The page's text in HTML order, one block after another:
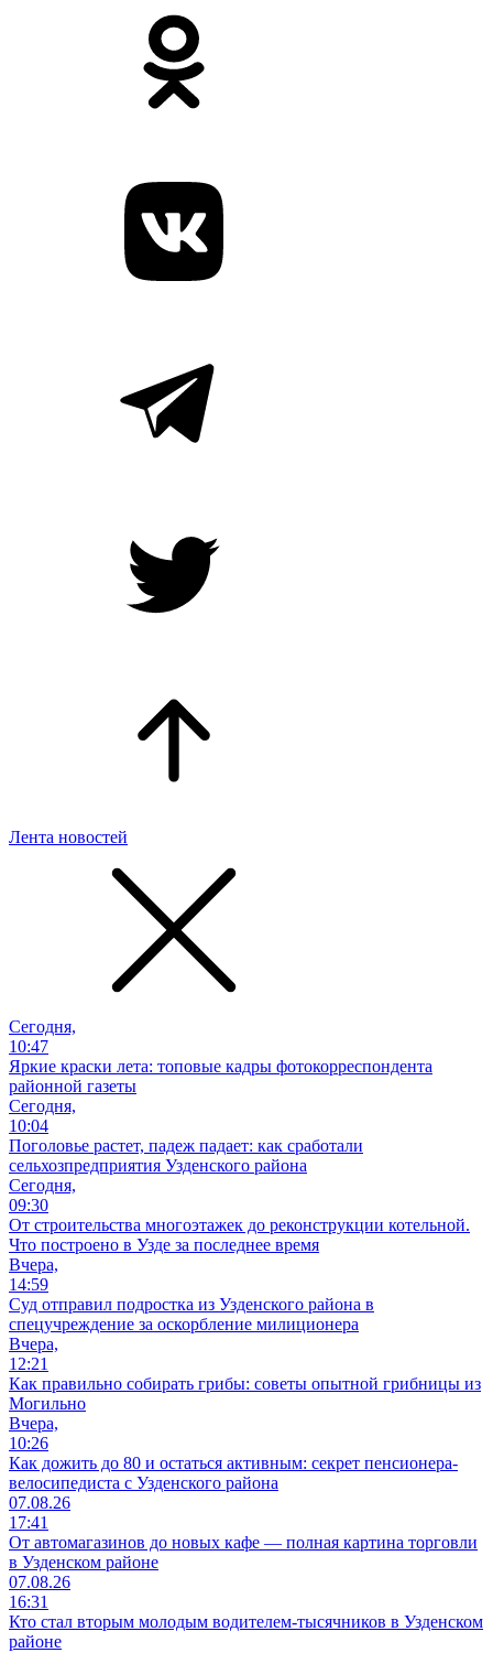
Лента новостей
Сегодня,
10:47
Яркие краски лета: топовые кадры фотокорреспондента
районной газеты
Сегодня,
10:04
Поголовье растет, падеж падает: как сработали
сельхозпредприятия Узденского района
Сегодня,
09:30
От строительства многоэтажек до реконструкции котельной.
Что построено в Узде за последнее время
Вчера,
14:59
Суд отправил подростка из Узденского района в
спецучреждение за оскорбление милиционера
Вчера,
12:21
Как правильно собирать грибы: советы опытной грибницы из
Могильно
Вчера,
10:26
Как дожить до 80 и остаться активным: секрет пенсионера-
велосипедиста с Узденского района
07.08.26
17:41
От автомагазинов до новых кафе — полная картина торговли
в Узденском районе
07.08.26
16:31
Кто стал вторым молодым водителем-тысячников в Узденском
районе